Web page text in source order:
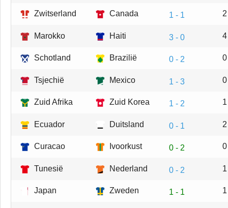
Zwitserland Canada 1 - 1
Marokko Haiti 3 - 0
Schotland Brazilië 0 - 2
Tsjechië Mexico 1 - 3
Zuid Afrika Zuid Korea 1 - 2
Ecuador Duitsland 0 - 1
Curacao Ivoorkust 0 - 2
Tunesië Nederland 0 - 2
Japan Zweden 1 - 1